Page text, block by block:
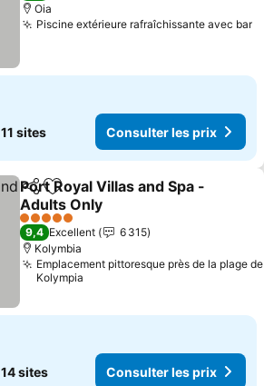
Oia
Piscine extérieure rafraîchissante avec bar
11 sites Consulter les prix
PartagerAjouter à mes favoris
Port Royal Villas and Spa -
Adults Only
Consulter les prix
5 Étoiles
9,4 Excellent
6 315
Kolymbia
Emplacement pittoresque près de la plage de
Kolympia
14 sites Consulter les prix